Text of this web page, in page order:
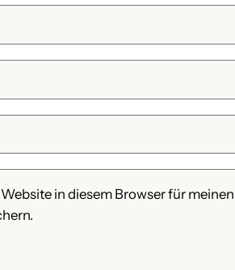
in diesem Browser für meinen